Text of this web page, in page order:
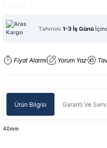
Tahmini 1-3 İş Günü
Fiyat Alarmı Yorum Yaz
Ürün Bilgisi Garanti Ve
40mm